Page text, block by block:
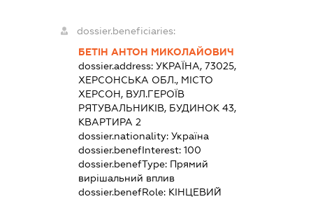
dossier.beneficiaries:
БЕТІН АНТОН МИКОЛАЙОВИЧ
dossier.address: УКРАЇНА, 73025,
ХЕРСОНСЬКА ОБЛ., МІСТО
ХЕРСОН, ВУЛ.ГЕРОЇВ
РЯТУВАЛЬНИКІВ, БУДИНОК 43,
КВАРТИРА 2
dossier.nationality: Україна
dossier.benefInterest: 100
dossier.benefType: Прямий
вирішальний вплив
dossier.benefRole: КІНЦЕВИЙ